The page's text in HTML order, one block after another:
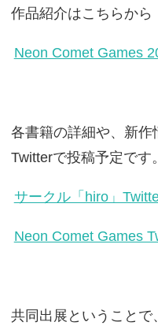
作品紹介はこちらから
Neon Comet Games
各書籍の詳細や、新
Twitterで投稿予定です。
サークル「hiro」
Neon Comet Games
共同出展ということ